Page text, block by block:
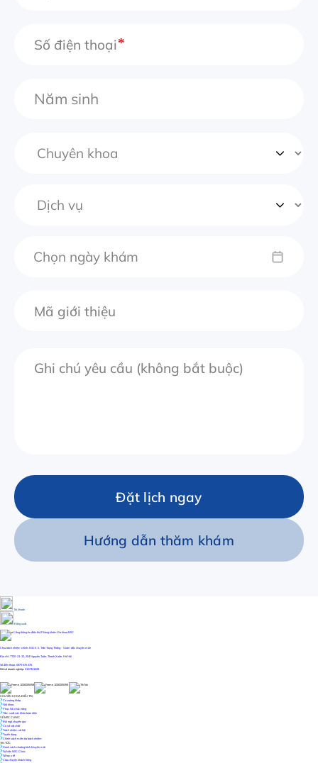
Số điện thoại
Chọn ngày khám
Đặt lịch ngay
Hướng dẫn thăm khám
Tài khoản
Đăng xuất
Cổng thông tin điện thử Phòng khám Đa khoa MSC
Chịu trách nhiệm chính: BSCK II. Trần Trọng Thắng - Giám đốc chuyên môn
Địa chỉ: TT20-21-22, 204 Nguyễn Tuân, Thanh Xuân, Hà Nội
Số điện thoại: 0975 576 376
Mã số doanh nghiệp:0107421628
CHUYÊN KHOA ĐIỀU TRỊ
Cơ xương khớp
Nội khoa
Phục hồi chức năng
Tầm soát sức khỏe toàn diện
VỀ MSC CLINIC
Đội ngũ chuyên gia
Cơ sở vật chất
Trách nhiệm xã hội
Tuyển dụng
Chính sách miễn trừ trách nhiệm
TIN TỨC
Danh sách chương trình khuyến mãi
Sự kiện MSC Clinic
Sổ tay y tế
Câu chuyện khách hàng